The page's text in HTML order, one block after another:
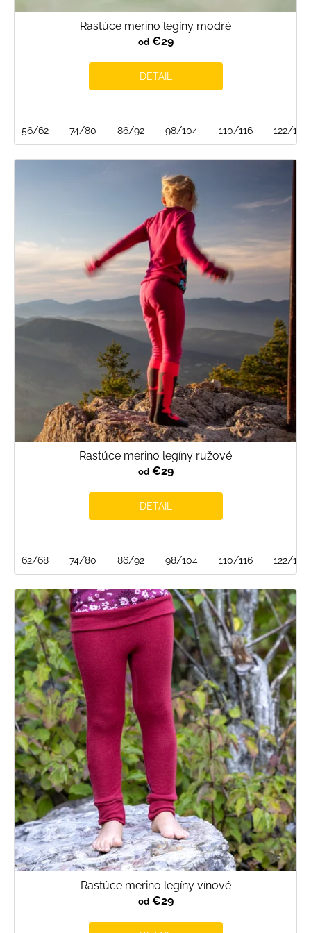
Rastúce merino legíny modré
od€29
DETAIL
56/62 74/80 86/92 98/104 110/116 122/128
Rastúce merino legíny ružové
od€29
DETAIL
62/68 74/80 86/92 98/104 110/116 122/128
Rastúce merino legíny vínové
od€29